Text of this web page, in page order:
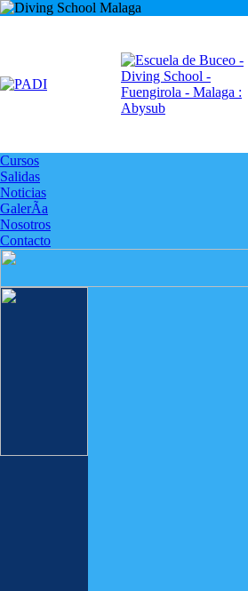
Cursos
Salidas
Noticias
GalerÃ­a
Nosotros
Contacto